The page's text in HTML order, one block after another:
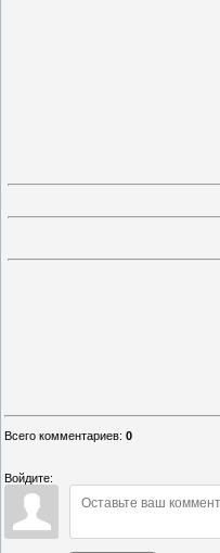
Всего комментариев: 0
Войдите: